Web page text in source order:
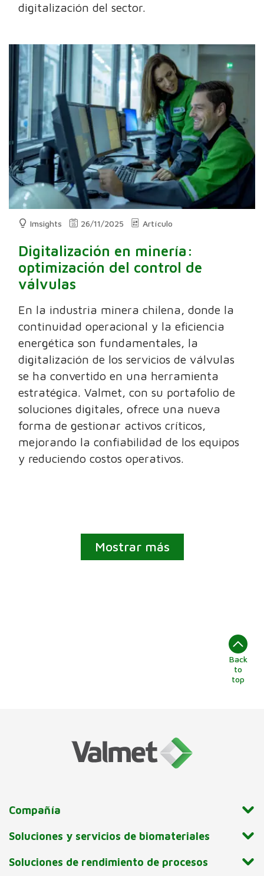
digitalización del sector.
Imsights 26/11/2025 Artículo
Digitalización en minería:
optimización del control de
válvulas
En la industria minera chilena, donde la
continuidad operacional y la eficiencia
energética son fundamentales, la
digitalización de los servicios de válvulas
se ha convertido en una herramienta
estratégica. Valmet, con su portafolio de
soluciones digitales, ofrece una nueva
forma de gestionar activos críticos,
mejorando la confiabilidad de los equipos
y reduciendo costos operativos.
Mostrar más
Back
to
top
Compañía
Soluciones y servicios de biomateriales
Soluciones de rendimiento de procesos